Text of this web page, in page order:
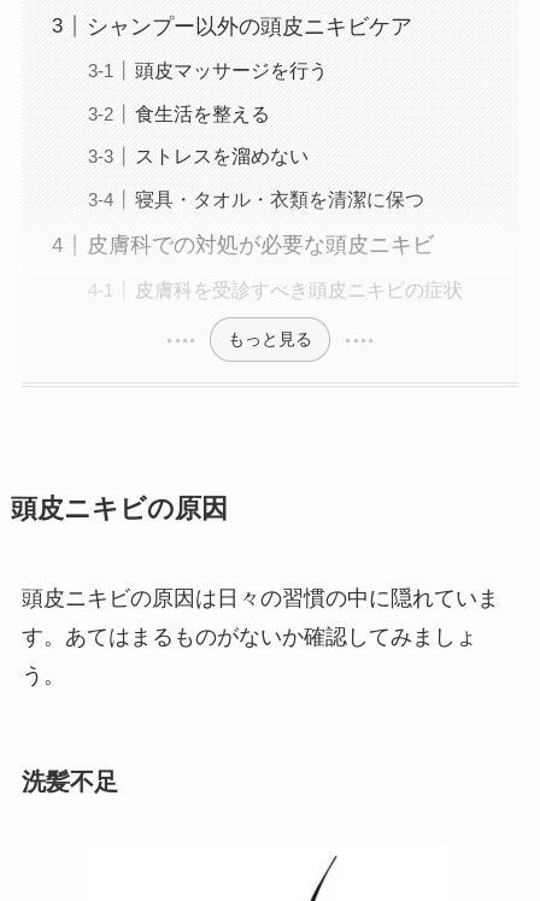
シャンプー以外の頭皮ニキビケア
頭皮マッサージを行う
食生活を整える
ストレスを溜めない
寝具・タオル・衣類を清潔に保つ
皮膚科での対処が必要な頭皮ニキビ
皮膚科を受診すべき頭皮ニキビの症状
もっと見る
頭皮ニキビの原因
頭皮ニキビの原因は日々の習慣の中に隠れていま
す。あてはまるものがないか確認してみましょ
う。
洗髪不足